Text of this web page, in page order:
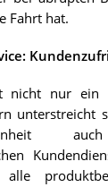
Fahrt hat.
nicht nur ein
unterstreicht